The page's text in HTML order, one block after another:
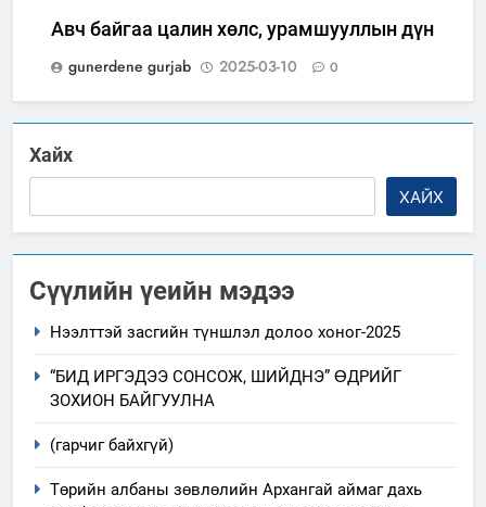
Авч байгаа цалин хөлс, урамшууллын дүн
gunerdene gurjab
2025-03-10 0
Хайх
ХАЙХ
Сүүлийн үеийн мэдээ
Нээлттэй засгийн түншлэл долоо хоног-2025
“БИД ИРГЭДЭЭ СОНСОЖ, ШИЙДНЭ” ӨДРИЙГ
ЗОХИОН БАЙГУУЛНА
(гарчиг байхгүй)
Төрийн албаны зөвлөлийн Архангай аймаг дахь